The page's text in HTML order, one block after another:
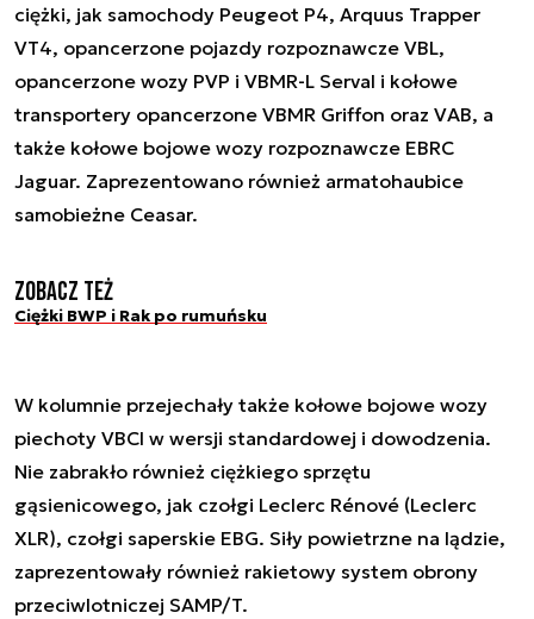
ciężki, jak samochody Peugeot P4, Arquus Trapper
VT4, opancerzone pojazdy rozpoznawcze VBL,
opancerzone wozy PVP i VBMR-L Serval i kołowe
transportery opancerzone VBMR Griffon oraz VAB, a
także kołowe bojowe wozy rozpoznawcze EBRC
Jaguar. Zaprezentowano również armatohaubice
samobieżne Ceasar.
Zobacz też
Ciężki BWP i Rak po rumuńsku
W kolumnie przejechały także kołowe bojowe wozy
piechoty VBCI w wersji standardowej i dowodzenia.
Nie zabrakło również ciężkiego sprzętu
gąsienicowego, jak czołgi Leclerc Rénové (Leclerc
XLR), czołgi saperskie EBG. Siły powietrzne na lądzie,
zaprezentowały również rakietowy system obrony
przeciwlotniczej SAMP/T.